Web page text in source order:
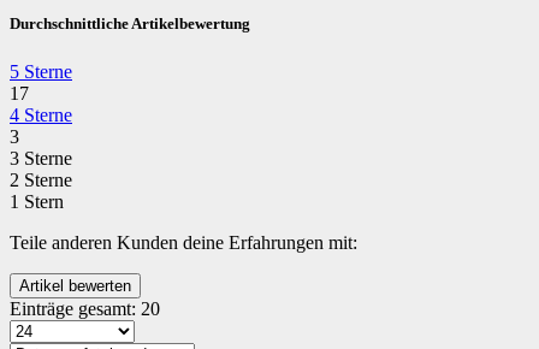
Durchschnittliche Artikelbewertung
5 Sterne
17
4 Sterne
3
3 Sterne
2 Sterne
1 Stern
Teile anderen Kunden deine Erfahrungen mit:
Einträge gesamt: 20